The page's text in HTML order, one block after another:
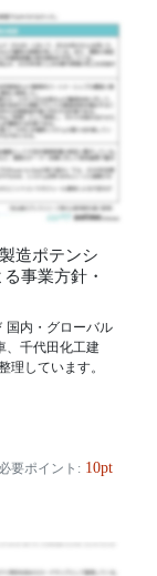
造ポテンシ
事業方針・
国内・グローバル
、千代田化工建
理しています。
必要ポイント: 10pt